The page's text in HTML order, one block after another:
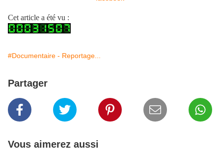
Cet article a été vu :
#Documentaire - Reportage...
Partager
Vous aimerez aussi